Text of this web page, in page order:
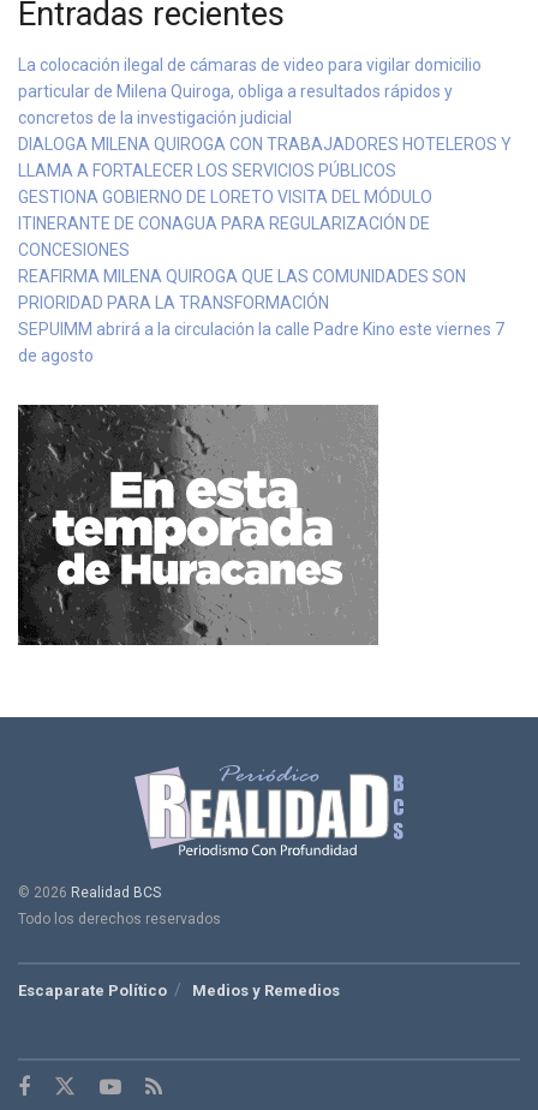
Entradas recientes
La colocación ilegal de cámaras de video para vigilar domicilio
particular de Milena Quiroga, obliga a resultados rápidos y
concretos de la investigación judicial
DIALOGA MILENA QUIROGA CON TRABAJADORES HOTELEROS Y
LLAMA A FORTALECER LOS SERVICIOS PÚBLICOS
GESTIONA GOBIERNO DE LORETO VISITA DEL MÓDULO
ITINERANTE DE CONAGUA PARA REGULARIZACIÓN DE
CONCESIONES
REAFIRMA MILENA QUIROGA QUE LAS COMUNIDADES SON
PRIORIDAD PARA LA TRANSFORMACIÓN
SEPUIMM abrirá a la circulación la calle Padre Kino este viernes 7
de agosto
© 2026 Realidad BCS
Todo los derechos reservados
Escaparate Político Medios y Remedios